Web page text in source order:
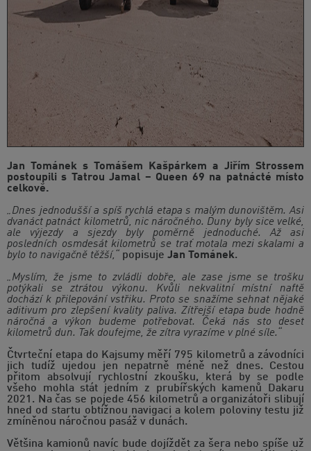
Jan Tománek s Tomášem Kašpárkem a Jiřím Strossem
postoupili s Tatrou Jamal – Queen 69 na patnácté místo
celkově.
„Dnes jednodušší a spíš rychlá etapa s malým dunovištěm. Asi
dvanáct patnáct kilometrů, nic náročného. Duny byly sice velké,
ale výjezdy a sjezdy byly poměrně jednoduché. Až asi
posledních osmdesát kilometrů se trať motala mezi skalami a
bylo to navigačně těžší,“
popisuje Jan Tománek.
„Myslím, že jsme to zvládli dobře, ale zase jsme se trošku
potýkali se ztrátou výkonu. Kvůli nekvalitní místní naftě
dochází k přilepování vstřiku. Proto se snažíme sehnat nějaké
aditivum pro zlepšení kvality paliva. Zítřejší etapa bude hodně
náročná a výkon budeme potřebovat. Čeká nás sto deset
kilometrů dun. Tak doufejme, že zítra vyrazíme v plné síle.“
Čtvrteční etapa do Kajsumy měří 795 kilometrů a závodníci
jich tudíž ujedou jen nepatrně méně než dnes. Cestou
přitom absolvují rychlostní zkoušku, která by se podle
všeho mohla stát jedním z prubířských kamenů Dakaru
2021. Na čas se pojede 456 kilometrů a organizátoři slibují
hned od startu obtížnou navigaci a kolem poloviny testu již
zmíněnou náročnou pasáž v dunách.
Většina kamionů navíc bude dojíždět za šera nebo spíše už